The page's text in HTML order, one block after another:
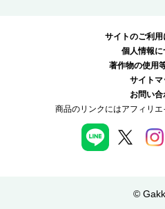
サイトのご利用
個人情報に
著作物の使用
サイトマ
お問い合
商品のリンクにはアフィリエ
©